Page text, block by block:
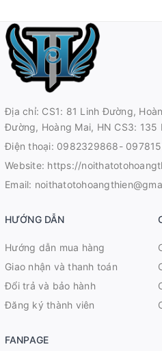
Địa chỉ: CS1: 81 Linh Đường,
Đường, Hoàng Mai, HN CS3: 135
Điện thoại: 0982329868-
Website: https://
Email:
HƯỚNG DẪN
Hướng dẫn mua hàng
Giao nhận và thanh toán
Đổi trả và bảo hành
Đăng ký thành viên
FANPAGE